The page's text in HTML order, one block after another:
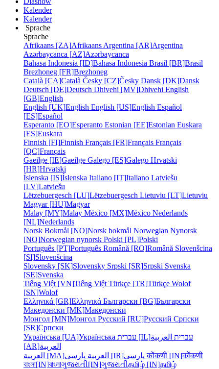
Kalender
Kalender
Sprache
Sprache
Afrikaans [ZA]Afrikaans Argentina [AR]Argentina
Azərbaycanca [AZ]Azərbaycanca
Bahasa Indonesia [ID]Bahasa Indonesia Brasil [BR]Brasil
Brezhoneg [FR]Brezhoneg
Català [CA]Català Česky [CZ]Česky Dansk [DK]Dansk
Deutsch [DE]Deutsch Dhivehi [MV]Dhivehi English
[GB]English
English [UK]English English [US]English Español
[ES]Español
Esperanto [EO]Esperanto Estonian [EE]Estonian Euskara
[ES]Euskara
Finnish [FI]Finnish Français [FR]Français Français
[QC]Français
Gaeilge [IE]Gaeilge Galego [ES]Galego Hrvatski
[HR]Hrvatski
Íslenska [IS]Íslenska Italiano [IT]Italiano Latviešu
[LV]Latviešu
Lëtzebuergesch [LU]Lëtzebuergesch Lietuviu [LT]Lietuviu
Magyar [HU]Magyar
Malay [MY]Malay México [MX]México Nederlands
[NL]Nederlands
Norsk Bokmål [NO]Norsk bokmål Norwegian Nynorsk
[NO]Norwegian nynorsk Polski [PL]Polski
Português [PT]Português Română [RO]Română Slovenšcina
[SI]Slovenšcina
Slovensky [SK]Slovensky Srpski [SR]Srpski Svenska
[SE]Svenska
Tiếng Việt [VN]Tiếng Việt Türkçe [TR]Türkçe Wolof
[SN]Wolof
Ελληνικά [GR]Ελληνικά Български [BG]Български
Македонски [MK]Македонски
Монгол [MN]Монгол Русский [RU]Русский Српски
[SR]Српски
Українська [UA]Українська עברית [IL] עברית العربية
[AR]العربية
العربية [MA]
العربية پارسی [IR] پارسیकोंकणी [IN]कोंकणी
বাংলা[IN]বাংলাગુજરાતી[IN]ગુજરાતીதமிழ் [IN]தமிழ்